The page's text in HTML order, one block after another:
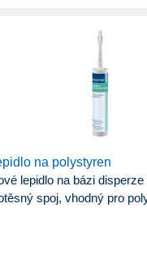
na polystyren
lepidlo na bázi
spoj, vhodný pro